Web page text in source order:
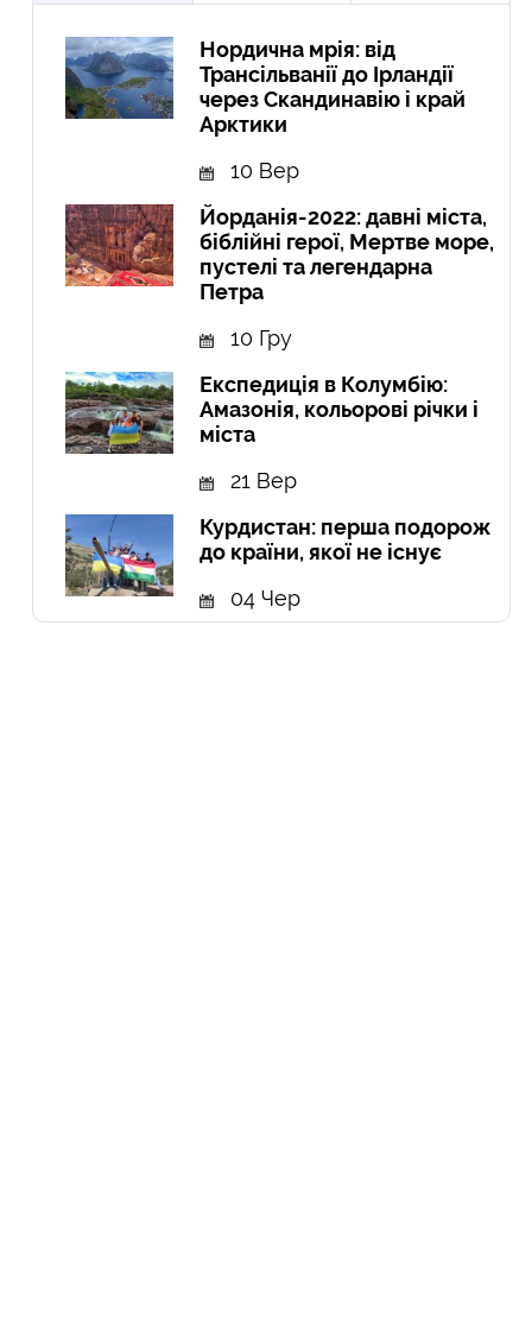
Нордична мрія: від
Трансільванії до Ірландії
через Скандинавію і край
Арктики
10 Вер
Йорданія-2022: давні міста,
біблійні герої, Мертве море,
пустелі та легендарна
Петра
10 Гру
Експедиція в Колумбію:
Амазонія, кольорові річки і
міста
21 Вер
Курдистан: перша подорож
до країни, якої не існує
04 Чер